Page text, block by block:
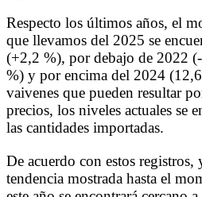
Respecto los últimos años, el
que llevamos del 2025 se
(+2,2 %), por debajo de 2022
%) y por encima del 2024
vaivenes que pueden resultar
precios, los niveles actuales se
las cantidades importadas.
De acuerdo con estos registros,
tendencia mostrada hasta el